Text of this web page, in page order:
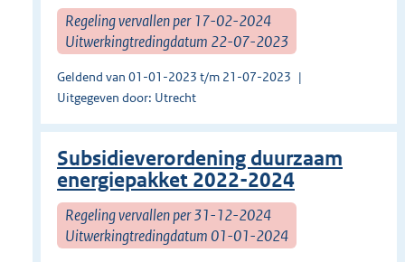
Regeling vervallen per 17-02-2024
Uitwerkingtredingdatum 22-07-2023
Geldend van 01-01-2023 t/m 21-07-2023
Uitgegeven door: Utrecht
Subsidieverordening duurzaam
energiepakket 2022-2024
Regeling vervallen per 31-12-2024
Uitwerkingtredingdatum 01-01-2024